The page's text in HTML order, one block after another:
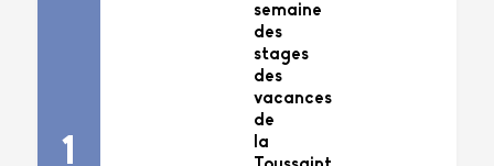
1
semaine
des
stages
des
vacances
de
la